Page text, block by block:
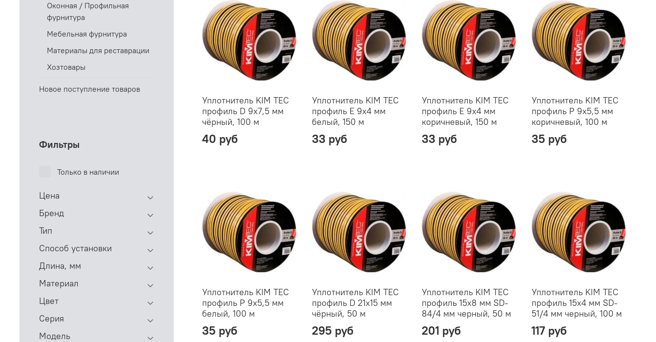
Уплотнитель KIM TEC
профиль D 9х7,5 мм
чёрный, 100 м
40 руб
Уплотнитель KIM TEC
профиль E 9х4 мм
белый, 150 м
33 руб
Уплотнитель KIM TEC
профиль E 9х4 мм
коричневый, 150 м
33 руб
Уплотнитель KIM TEC
профиль P 9х5,5 мм
коричневый, 100 м
35 руб
Уплотнитель KIM TEC
профиль P 9х5,5 мм
белый, 100 м
35 руб
Уплотнитель KIM TEC
профиль D 21х15 мм
чёрный, 50 м
295 руб
Уплотнитель KIM TEC
профиль 15х8 мм SD-
84/4 мм черный, 50 м
201 руб
Уплотнитель KIM TEC
профиль 15х4 мм SD-
51/4 мм черный, 100 м
117 руб
Оконная / Профильная
фурнитура
Мебельная фурнитура
Материалы для реставрации
Хозтовары
Новое поступление товаров
Фильтры
Только в наличии
Цена
Бренд
Тип
Способ установки
Длина, мм
Материал
Цвет
Серия
Модель